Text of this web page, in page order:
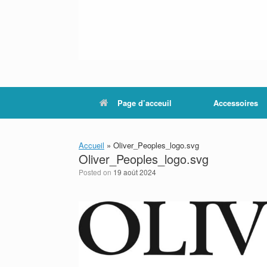
Page d’acceuil Accessoires
Accueil » Oliver_Peoples_logo.svg
Oliver_Peoples_logo.svg
Posted on 19 août 2024